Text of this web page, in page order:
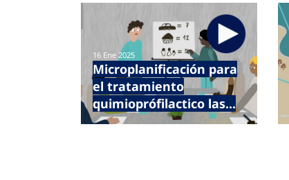
16 Ene 2025
Microplanificación para
el tratamiento
quimioprófilactico las...